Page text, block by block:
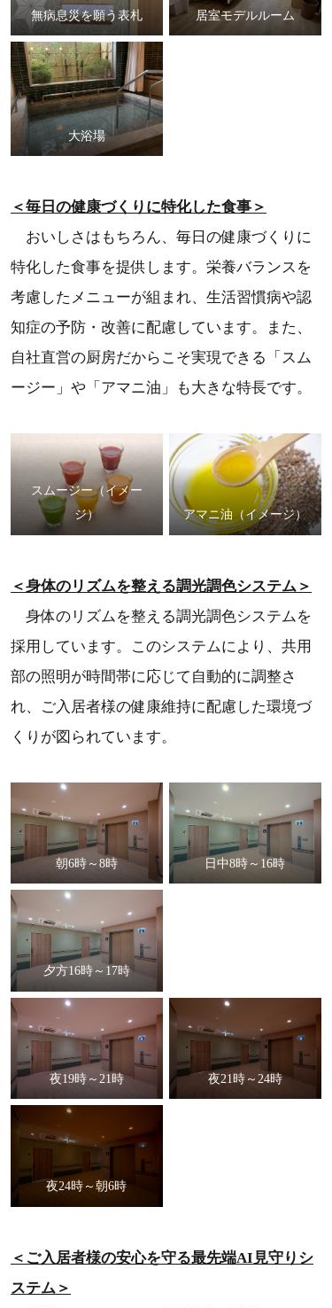
無病息災を願う表札 居室モデルルーム
大浴場
＜毎日の健康づくりに特化した食事＞
おいしさはもちろん、毎日の健康づくりに
特化した食事を提供します。栄養バランスを
考慮したメニューが組まれ、生活習慣病や認
知症の予防・改善に配慮しています。また、
自社直営の厨房だからこそ実現できる「スム
ージー」や「アマニ油」も大きな特長です。
スムージー（イメー
ジ）
アマニ油（イメージ）
＜身体のリズムを整える調光調色システム＞
身体のリズムを整える調光調色システムを
採用しています。このシステムにより、共用
部の照明が時間帯に応じて自動的に調整さ
れ、ご入居者様の健康維持に配慮した環境づ
くりが図られています。
朝6時～8時 日中8時～16時
夕方16時～17時
夜19時～21時 夜21時～24時
夜24時～朝6時
＜ご入居者様の安心を守る最先端AI見守りシ
ステム＞